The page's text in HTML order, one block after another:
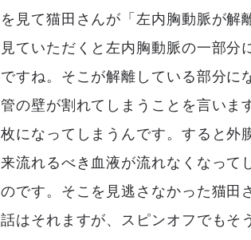
を見て猫田さんが「左内胸動脈が解
見ていただくと左内胸動脈の一部分
ですね。そこが解離している部分に
管の壁が割れてしまうことを言いま
枚になってしまうんです。すると外
来流れるべき血液が流れなくなって
のです。そこを見逃さなかった猫田
話はそれますが、スピンオフでもそ